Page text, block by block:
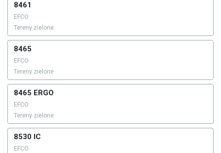
8461
EFCO
Tereny zielone
8465
EFCO
Tereny zielone
8465 ERGO
EFCO
Tereny zielone
8530 IC
EFCO